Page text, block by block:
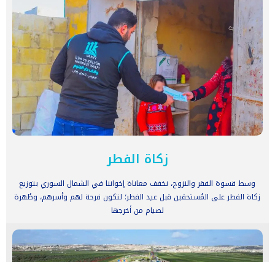
زكاة الفطر
وسط قسوة الفقر والنزوح، نخفف معاناة إخواننا في الشمال السوري بتوزيع
زكاة الفطر على المُستحقين قبل عيد الفطر؛ لتكون فرحة لهم وأسرهم، وطُهرة
لصيام من أخرجها